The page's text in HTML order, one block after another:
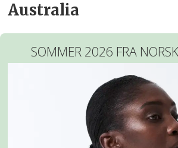
Australia
SOMMER 2026 FRA